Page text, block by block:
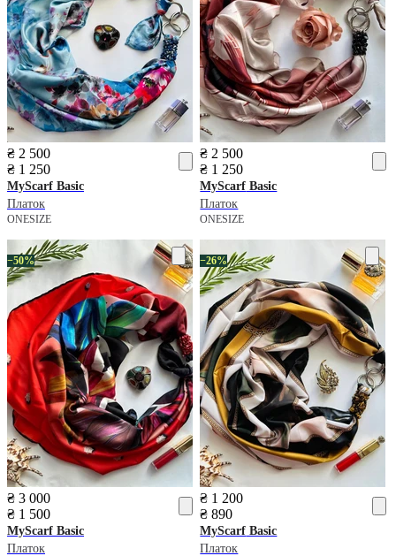
₴ 2 500
₴ 1 250
MyScarf Basic
Платок
ONESIZE
₴ 2 500
₴ 1 250
MyScarf Basic
Платок
ONESIZE
−50%
₴ 3 000
₴ 1 500
MyScarf Basic
Платок
−26%
₴ 1 200
₴ 890
MyScarf Basic
Платок